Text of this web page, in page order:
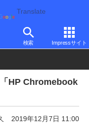
Translate
検索 Impressサイト
フォン HP
HP Chromebook
2019年12月7日 11:00